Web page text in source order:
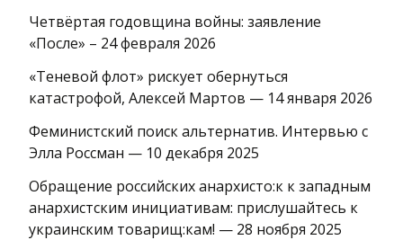
Четвёртая годовщина войны: заявление
«После» – 24 февраля 2026
«Теневой флот» рискует обернуться
катастрофой, Алексей Мартов — 14 января 2026
Феминистский поиск альтернатив. Интервью с
Элла Россман — 10 декабря 2025
Обращение российских анархисто:к к западным
анархистским инициативам: прислушайтесь к
украинским товарищ:кам! — 28 ноября 2025